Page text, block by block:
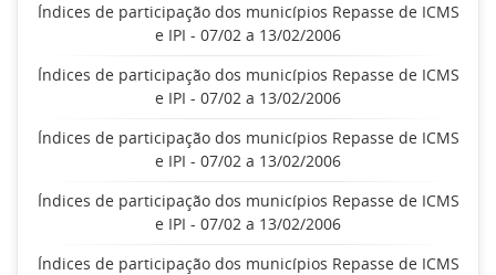
Índices de participação dos municípios Repasse de ICMS
e IPI - 07/02 a 13/02/2006
Índices de participação dos municípios Repasse de ICMS
e IPI - 07/02 a 13/02/2006
Índices de participação dos municípios Repasse de ICMS
e IPI - 07/02 a 13/02/2006
Índices de participação dos municípios Repasse de ICMS
e IPI - 07/02 a 13/02/2006
Índices de participação dos municípios Repasse de ICMS